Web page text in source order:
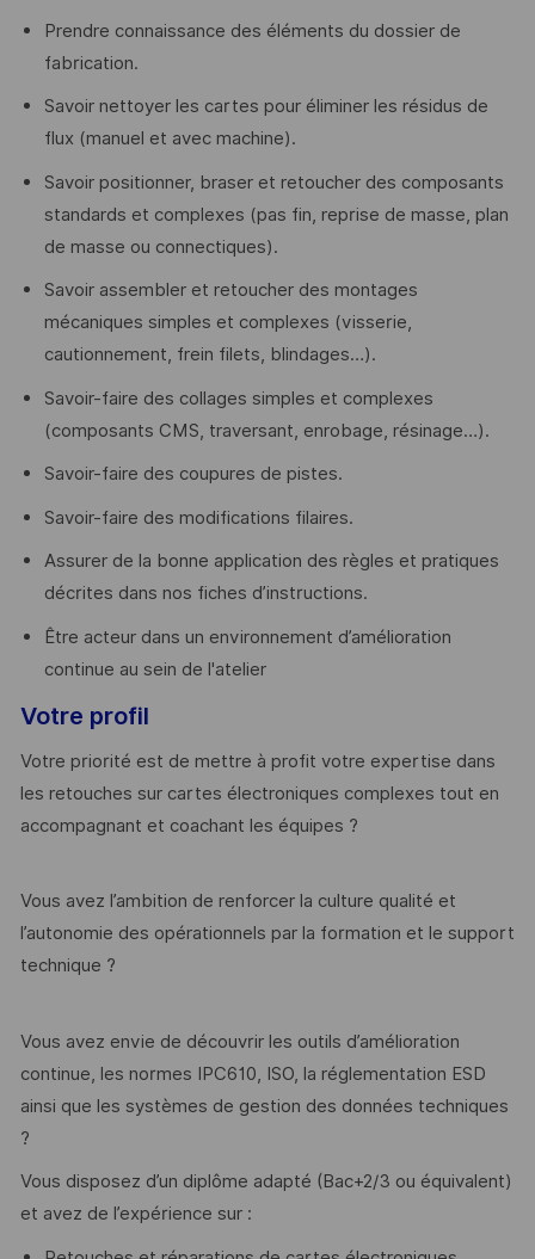
Prendre connaissance des éléments du dossier de
fabrication.
Savoir nettoyer les cartes pour éliminer les résidus de
flux (manuel et avec machine).
Savoir positionner, braser et retoucher des composants
standards et complexes (pas fin, reprise de masse, plan
de masse ou connectiques).
Savoir assembler et retoucher des montages
mécaniques simples et complexes (visserie,
cautionnement, frein filets, blindages…).
Savoir-faire des collages simples et complexes
(composants CMS, traversant, enrobage, résinage…).
Savoir-faire des coupures de pistes.
Savoir-faire des modifications filaires.
Assurer de la bonne application des règles et pratiques
décrites dans nos fiches d’instructions.
Être acteur dans un environnement d’amélioration
continue au sein de l'atelier
Votre profil
Votre priorité est de mettre à profit votre expertise dans
les retouches sur cartes électroniques complexes tout en
accompagnant et coachant les équipes ?
Vous avez l’ambition de renforcer la culture qualité et
l’autonomie des opérationnels par la formation et le support
technique ?
Vous avez envie de découvrir les outils d’amélioration
continue, les normes IPC610, ISO, la réglementation ESD
ainsi que les systèmes de gestion des données techniques
?
Vous disposez d’un diplôme adapté (Bac+2/3 ou équivalent)
et avez de l’expérience sur :